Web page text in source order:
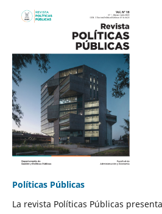
Políticas Públicas
La revista Políticas Públicas